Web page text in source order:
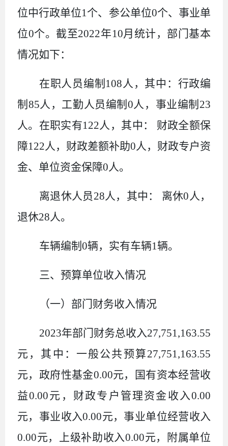
位中行政单位1 个、参公单位0个、事业单
位0个。截至2022年10月统计，部门基本
情况如下：
在职人员编制 108 人，其中：行政编
制 85 人，工勤人员编制 0 人，事业编制 23
人。在职实有122 人，其中： 财政全额保
障122 人，财政差额补助0 人，财政专户资
金、单位资金保障0 人。
离退休人员 28 人，其中： 离休0 人，
退休28 人。
车辆编制 0辆，实有车辆1 辆。
三、预算单位收入情况
（一）部门财务收入情况
2023年部门财务总收入27,751,163.55
元，其中：一般公共预算27,751,163.55
元，政府性基金0.00元，国有资本经营收
益0.00元，财政专户管理资金收入0.00
元，事业收入0.00元，事业单位经营收入
0.00元，上级补助收入0.00元，附属单位